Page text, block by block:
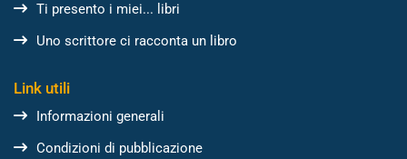
Ti presento i miei... libri
Uno scrittore ci racconta un libro
Link utili
Informazioni generali
Condizioni di pubblicazione